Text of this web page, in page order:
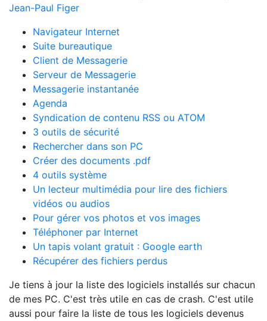
Jean-Paul Figer
Navigateur Internet
Suite bureautique
Client de Messagerie
Serveur de Messagerie
Messagerie instantanée
Agenda
Syndication de contenu RSS ou ATOM
3 outils de sécurité
Rechercher dans son PC
Créer des documents .pdf
4 outils système
Un lecteur multimédia pour lire des fichiers
vidéos ou audios
Pour gérer vos photos et vos images
Téléphoner par Internet
Un tapis volant gratuit : Google earth
Récupérer des fichiers perdus
Je tiens à jour la liste des logiciels installés sur chacun
de mes PC. C'est très utile en cas de crash. C'est utile
aussi pour faire la liste de tous les logiciels devenus